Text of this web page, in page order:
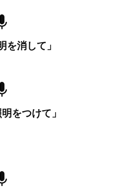
を消して」
をつけて」